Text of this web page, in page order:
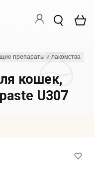
препараты и лакомства
кошек,
U307